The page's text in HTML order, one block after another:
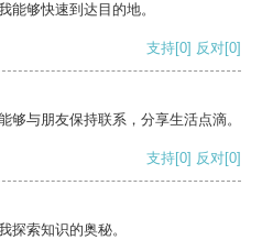
能够快速到达目的地。
支持[0] 反对[0]
够与朋友保持联系，分享生活点滴。
支持[0] 反对[0]
探索知识的奥秘。